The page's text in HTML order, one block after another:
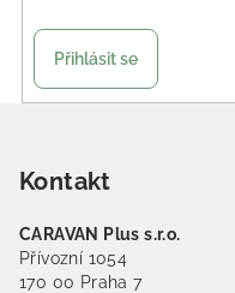
Přihlásit se
Kontakt
CARAVAN Plus s.r.o.
Přívozní 1054
170 00 Praha 7